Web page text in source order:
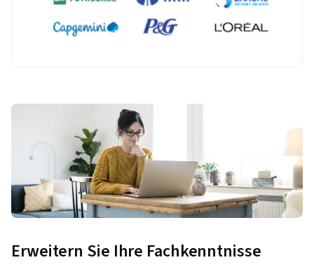
Erweitern Sie Ihre Fachkenntnisse